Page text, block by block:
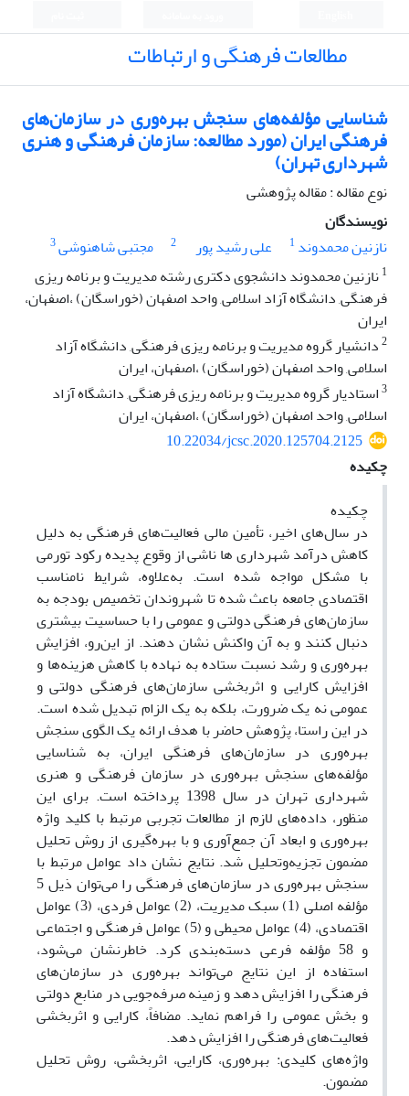
مطالعات فرهنگی و ارتباطات
شناسایی مؤلفه‌های سنجش بهره‌وری در سازمان‌های
فرهنگی ایران (مورد مطالعه: سازمان فرهنگی و هنری
شهرداری تهران)
نوع مقاله : مقاله پژوهشی
نویسندگان
نازنین محمدوند 1 علی رشید پور 2 مجتبی شاهنوشی3
1نازنین محمدوند دانشجوی دکتری رشته مدیریت و برنامه ریزی
فرهنگی, دانشگاه آزاد اسلامی, واحد اصفهان (خوراسگان) ،اصفهان،
ایران
2دانشیار گروه مدیریت و برنامه ریزی فرهنگی, دانشگاه آزاد
اسلامی, واحد اصفهان (خوراسگان) ،اصفهان، ایران
3استادیار گروه مدیریت و برنامه ریزی فرهنگی, دانشگاه آزاد
اسلامی, واحد اصفهان (خوراسگان) ،اصفهان، ایران
10.22034/jcsc.2020.125704.2125
چکیده
چکیده
در سال‌های اخیر، تأمین مالی فعالیت‌های فرهنگی به دلیل
کاهش درآمد شهرداری ها ناشی از وقوع پدیده رکود تورمی
با مشکل مواجه شده است. به‌علاوه، شرایط نامناسب
اقتصادی جامعه باعث شده تا شهروندان تخصیص بودجه به
سازمان‌های فرهنگی دولتی و عمومی را با حساسیت بیشتری
دنبال کنند و به آن واکنش نشان دهند. از این‌رو، افزایش
بهره‌وری و رشد نسبت ستاده به نهاده با کاهش هزینه‌ها و
افزایش کارایی و اثربخشی سازمان‌های فرهنگی دولتی و
عمومی نه یک ضرورت، بلکه به یک الزام تبدیل شده است.
در این راستا، پژوهش حاضر با هدف ارائه یک الگوی سنجش
بهره‌وری در سازمان‌های فرهنگی ایران، به شناسایی
مؤلفه‌های سنجش بهره‌وری در سازمان فرهنگی و هنری
شهرداری تهران در سال 1398 پرداخته است. برای این
منظور، داده‌های لازم از مطالعات تجربی مرتبط با کلید واژه
بهره‌وری و ابعاد آن جمع‌آوری و با بهره‌‌گیری از روش تحلیل
مضمون تجزیه‌وتحلیل شد. نتایج نشان داد عوامل مرتبط با
سنجش بهره‌وری در سازمان‌های فرهنگی را می‌توان ذیل 5
مؤلفه اصلی (1) سبک مدیریت، (2) عوامل فردی، (3) عوامل
اقتصادی، (4) عوامل محیطی و (5) عوامل فرهنگی و اجتماعی
و 58 مؤلفه فرعی دسته‌بندی کرد. خاطرنشان می‌شود،
استفاده از این نتایج می‌تواند بهره‌وری در سازمان‌های
فرهنگی را افزایش دهد و زمینه صرفه‌جویی در منابع دولتی
و بخش عمومی را فراهم نماید. مضافاً، کارایی و اثربخشی
فعالیت‌های فرهنگی را افزایش دهد.
واژه‌های کلیدی: بهره‌وری، کارایی، اثربخشی، روش تحلیل
مضمون.